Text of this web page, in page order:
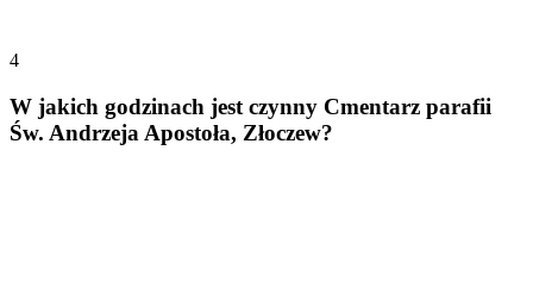
4
W jakich godzinach jest czynny Cmentarz parafii
Św. Andrzeja Apostoła, Złoczew?